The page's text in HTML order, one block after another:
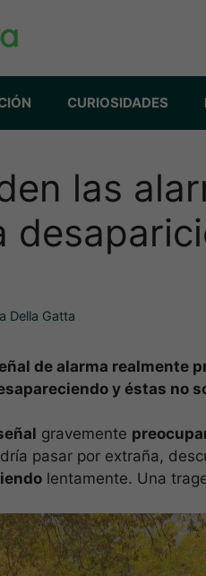
CURIOSIDADES
las
Della Gatta
de alarma realmente
y éstas no
gravemente
pasar por extraña,
lentamente. Una